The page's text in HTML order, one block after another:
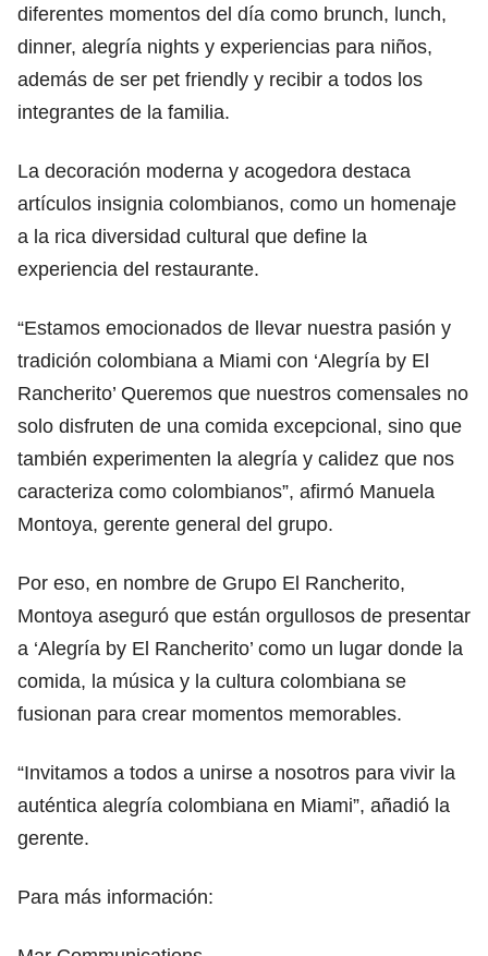
diferentes momentos del día como brunch, lunch,
dinner, alegría nights y experiencias para niños,
además de ser pet friendly y recibir a todos los
integrantes de la familia.
La decoración moderna y acogedora destaca
artículos insignia colombianos, como un homenaje
a la rica diversidad cultural que define la
experiencia del restaurante.
“Estamos emocionados de llevar nuestra pasión y
tradición colombiana a Miami con ‘Alegría by El
Rancherito’ Queremos que nuestros comensales no
solo disfruten de una comida excepcional, sino que
también experimenten la alegría y calidez que nos
caracteriza como colombianos”, afirmó Manuela
Montoya, gerente general del grupo.
Por eso, en nombre de Grupo El Rancherito,
Montoya aseguró que están orgullosos de presentar
a ‘Alegría by El Rancherito’ como un lugar donde la
comida, la música y la cultura colombiana se
fusionan para crear momentos memorables.
“Invitamos a todos a unirse a nosotros para vivir la
auténtica alegría colombiana en Miami”, añadió la
gerente.
Para más información: